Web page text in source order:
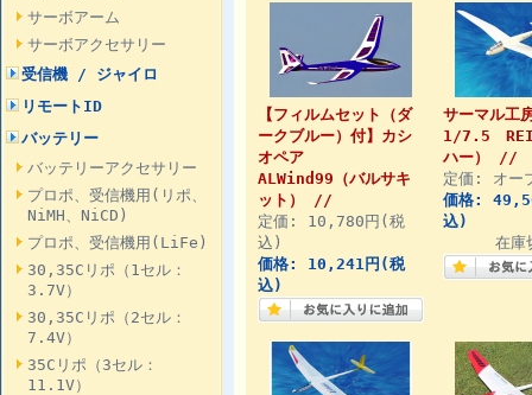
サーボアーム
サーボアクセサリー
受信機 / ジャイロ
リモートID
バッテリー
バッテリーアクセサリー
プロポ、受信機用(リポ、
NiMH、NiCD)
プロポ、受信機用(LiFe)
30,35Cリポ（1セル：
3.7V）
30,35Cリポ（2セル：
7.4V）
35Cリポ（3セル：
11.1V）
【フィルムセット（ダ
ークブルー）付】カシ
オペア
ALWind99（バルサキ
ット） //
定価: 10,780円(税
込)
価格: 10,241円(税
込)
サーマル
1/7.5
ハー） //
定価: オー
価格:
込)
在庫